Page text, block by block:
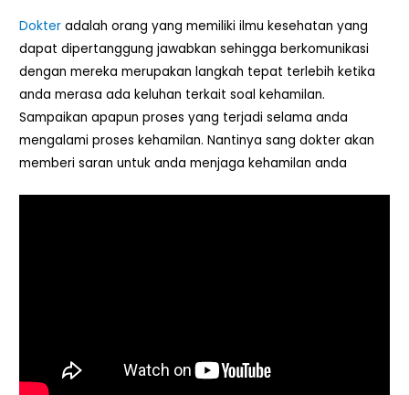
Dokter adalah orang yang memiliki ilmu kesehatan yang
dapat dipertanggung jawabkan sehingga berkomunikasi
dengan mereka merupakan langkah tepat terlebih ketika
anda merasa ada keluhan terkait soal kehamilan.
Sampaikan apapun proses yang terjadi selama anda
mengalami proses kehamilan. Nantinya sang dokter akan
memberi saran untuk anda menjaga kehamilan anda